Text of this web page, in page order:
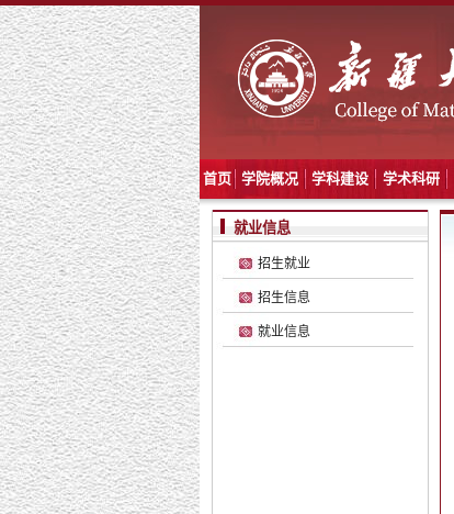
首页 学院概况 学科建设 学术科研
就业信息
招生就业
招生信息
就业信息